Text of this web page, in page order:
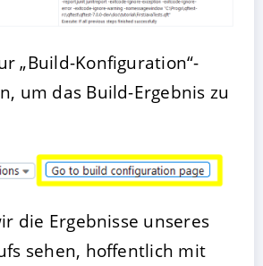
„Build-Konfiguration“-
um das Build-Ergebnis zu
die Ergebnisse unseres
sehen, hoffentlich mit